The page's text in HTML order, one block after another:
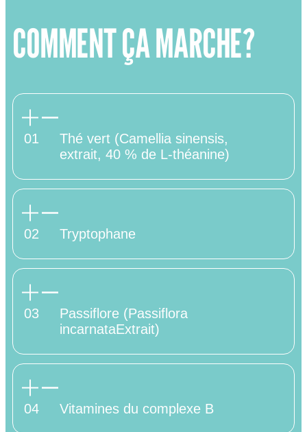
COMMENT ÇA MARCHE?
01
Thé vert (Camellia sinensis,
extrait, 40 % de L-théanine)
02 Tryptophane
03
Passiflore (Passiflora
incarnataExtrait)
04 Vitamines du complexe B